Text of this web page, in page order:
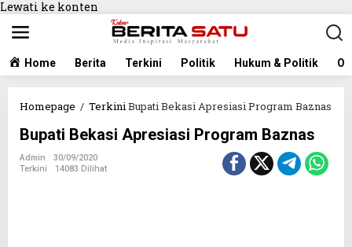
Lewati ke konten
Home Berita Terkini Politik Hukum & Politik
Homepage / TerkiniBupati Bekasi Apresiasi Program Baznas
Bupati Bekasi Apresiasi Program Baznas
Admin
30/09/2020
Terkini
14083 Dilihat